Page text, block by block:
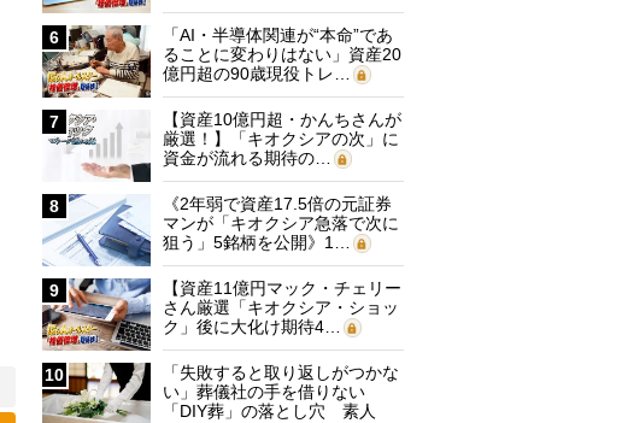
6
「AI・半導体関連が“本命”であ
ることに変わりはない」資産20
億円超の90歳現役トレ…
7
【資産10億円超・かんちさんが
厳選！】「キオクシアの次」に
資金が流れる期待の…
8
《2年弱で資産17.5倍の元証券
マンが「キオクシア急落で次に
狙う」5銘柄を公開》1…
9
【資産11億円マック・チェリー
さん厳選「キオクシア・ショッ
ク」後に大化け期待4…
10
「失敗すると取り返しがつかな
い」葬儀社の手を借りない
「DIY葬」の落とし穴 素人